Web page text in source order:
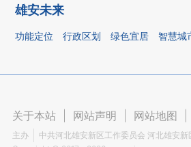
雄安未来
功能定位 行政区划 绿色宜居 智慧城
关于本站 网站声明 网站地图
主办
中共河北雄安新区工作委员会 河北雄安新